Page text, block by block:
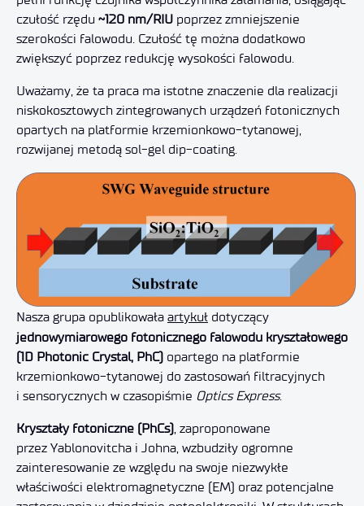
czułość rzędu ~120 nm/RIU poprzez zmniejszenie
szerokości falowodu. Czułość tę można dodatkowo
zwiększyć poprzez redukcję wysokości falowodu.
Uważamy, że ta praca ma istotne znaczenie dla realizacji
niskokosztowych zintegrowanych urządzeń fotonicznych
opartych na platformie krzemionkowo-tytanowej,
rozwijanej metodą sol-gel dip-coating.
Nasza grupa opublikowała artykuł dotyczący
jednowymiarowego fotonicznego falowodu kryształowego
(1D Photonic Crystal, PhC) opartego na platformie
krzemionkowo-tytanowej do zastosowań filtracyjnych
i sensorycznych w czasopiśmie Optics Express.
Kryształy fotoniczne (PhCs) , zaproponowane
przez Yablonovitcha i Johna, wzbudziły ogromne
zainteresowanie ze względu na swoje niezwykłe
właściwości elektromagnetyczne (EM) oraz potencjalne